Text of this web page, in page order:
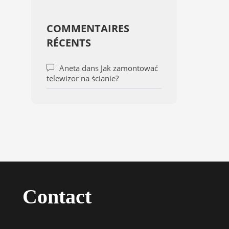
COMMENTAIRES
RÉCENTS
Aneta dans Jak zamontować
telewizor na ścianie?
Contact